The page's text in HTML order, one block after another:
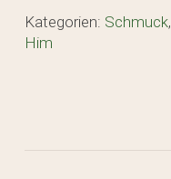
Kategorien: Schmuck,
Him